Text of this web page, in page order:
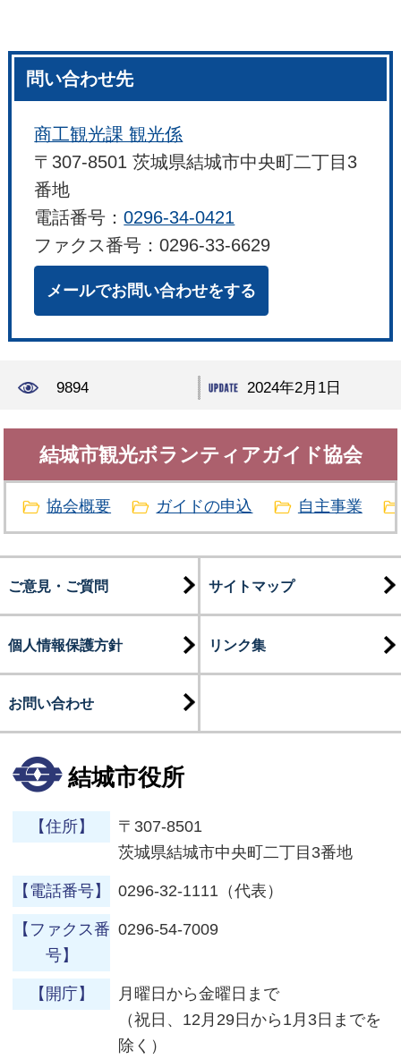
問い合わせ先
商工観光課 観光係
〒307-8501 茨城県結城市中央町二丁目3
番地
電話番号：0296-34-0421
ファクス番号：0296-33-6629
メールでお問い合わせをする
9894 2024年2月1日
結城市観光ボランティアガイド協会
協会概要 ガイドの申込 自主事業
ご意見・ご質問 サイトマップ
個人情報保護方針 リンク集
お問い合わせ
結城市役所
【住所】
〒307-8501
茨城県結城市中央町二丁目3番地
【電話番号】 0296-32-1111（代表）
【ファクス番
号】
0296-54-7009
【開庁】
月曜日から金曜日まで
（祝日、12月29日から1月3日までを
除く）